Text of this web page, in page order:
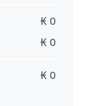
₭ 0
₭ 0
₭ 0